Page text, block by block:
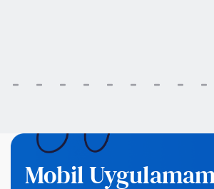
Mobil